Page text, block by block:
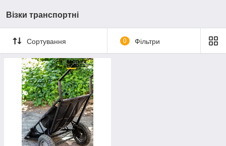
Візки транспортні
Сортування 0 Фільтри